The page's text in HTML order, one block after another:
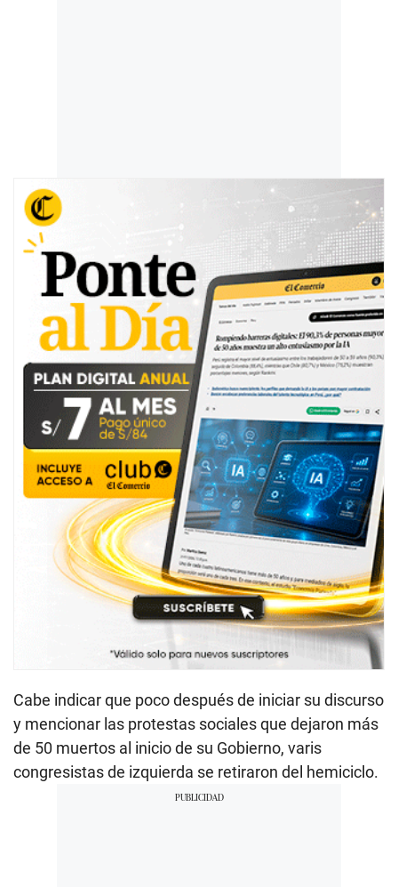
Cabe indicar que poco después de iniciar su discurso
y mencionar las protestas sociales que dejaron más
de 50 muertos al inicio de su Gobierno, varis
congresistas de izquierda se retiraron del hemiciclo.